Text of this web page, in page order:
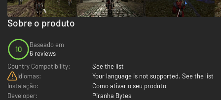
Sobre o produto
10
Baseado em
6 reviews
Country Compatibility:
See the list
Idiomas:
Your language is not supported. See the list
Instalação:
Como ativar o seu produto
Developer:
Piranha Bytes